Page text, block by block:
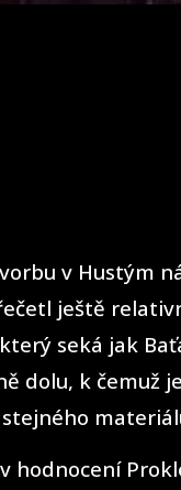
v Hustým
ještě
seká jak
dolu, k čemuž
hodnocení